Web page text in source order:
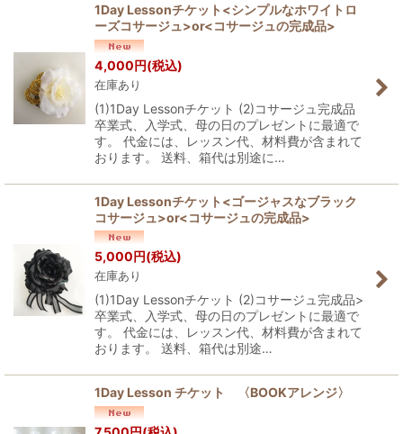
1Day Lessonチケット<シンプルなホワイトロ
ーズコサージュ>or<コサージュの完成品>
4,000円(税込)
在庫あり
(1)1Day Lessonチケット (2)コサージュ完成品
卒業式、入学式、母の日のプレゼントに最適で
す。 代金には、レッスン代、材料費が含まれて
おります。 送料、箱代は別途に…
1Day Lessonチケット<ゴージャスなブラック
コサージュ>or<コサージュの完成品>
5,000円(税込)
在庫あり
(1)1Day Lessonチケット (2)コサージュ完成品>
卒業式、入学式、母の日のプレゼントに最適で
す。 代金には、レッスン代、材料費が含まれて
おります。 送料、箱代は別途…
1Day Lesson チケット 〈BOOKアレンジ〉